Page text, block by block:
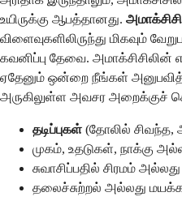
உயிருக்கு ஆபத்தானது.
விளைவுகளிலிருந்து மிகவும்
கவனிப்பு தேவை. அமாக்சிசிலின்
ஏதேனும் ஒன்றை நீங்கள்
அருகிலுள்ள அவசர அறைக்குச்
தடிப்புகள் (தோலில் சிவந்த,
முகம், உதடுகள், நாக்கு
சுவாசிப்பதில் சிரமம்
தலைச்சுற்றல் அல்லது